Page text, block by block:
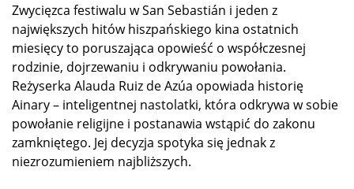
Zwycięzca festiwalu w San Sebastián i jeden z
największych hitów hiszpańskiego kina ostatnich
miesięcy to poruszająca opowieść o współczesnej
rodzinie, dojrzewaniu i odkrywaniu powołania.
Reżyserka Alauda Ruiz de Azúa opowiada historię
Ainary – inteligentnej nastolatki, która odkrywa w sobie
powołanie religijne i postanawia wstąpić do zakonu
zamkniętego. Jej decyzja spotyka się jednak z
niezrozumieniem najbliższych.